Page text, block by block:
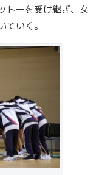
トーを受け継ぎ、女
いく。